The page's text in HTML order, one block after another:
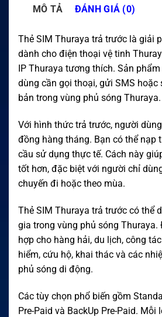
MÔ TẢ ĐÁNH GIÁ (0)
Thẻ SIM Thuraya trả trước là giải
dành cho điện thoại vệ tinh
IP Thuraya tương thích. Sản
dùng cần gọi thoại, gửi SMS hoặc
bản trong vùng phủ sóng Thuraya.
Với hình thức trả trước, người
đồng hàng tháng. Bạn có thể nạp
cầu sử dụng thực tế. Cách này
tốt hơn, đặc biệt với người chỉ
chuyến đi hoặc theo mùa.
Thẻ SIM Thuraya trả trước có thể
gia trong vùng phủ sóng
hợp cho hàng hải, du lịch, công
hiểm, cứu hộ, khai thác và các
phủ sóng di động.
Các tùy chọn phổ biến gồm
Pre-Paid và BackUp Pre-Paid. Mỗi